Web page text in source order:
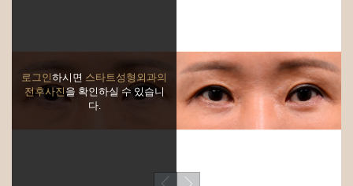
로그인하시면 스타트성형외과의
전후사진을 확인하실 수 있습니
다.